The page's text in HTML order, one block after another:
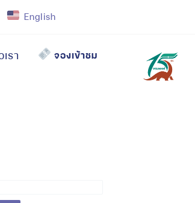
English
รา จองเข้าชม